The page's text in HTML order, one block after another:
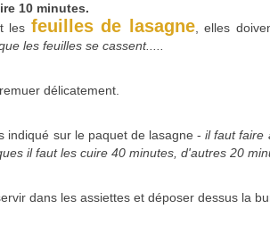
10 minutes.
les feuilles de lasagne, elles
les feuilles se cassent.....
délicatement.
indiqué sur le paquet de lasagne - il faut faire
il faut les cuire 40 minutes, d'autres 20
dans les assiettes et déposer dessus la